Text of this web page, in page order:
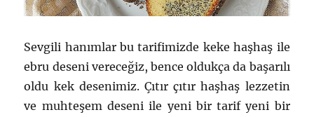
Sevgili hanımlar bu tarifimizde keke haşhaş ile
ebru deseni vereceğiz, bence oldukça da başarılı
oldu kek desenimiz. Çıtır çıtır haşhaş lezzetin
ve muhteşem deseni ile yeni bir tarif yeni bir